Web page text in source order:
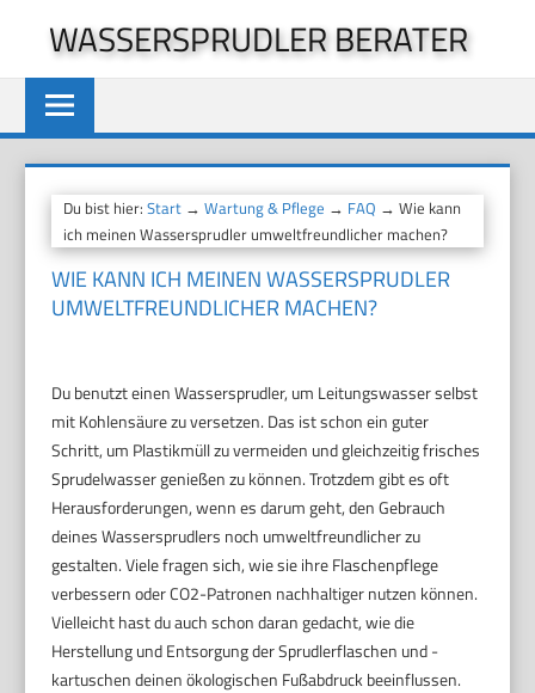
springen
WASSERSPRUDLER BERATER
Du bist hier:Start →Wartung & Pflege → FAQ → Wie kann
ich meinen Wassersprudler umweltfreundlicher machen?
WIE KANN ICH MEINEN WASSERSPRUDLER
UMWELTFREUNDLICHER MACHEN?
Du benutzt einen Wassersprudler, um Leitungswasser selbst
mit Kohlensäure zu versetzen. Das ist schon ein guter
Schritt, um Plastikmüll zu vermeiden und gleichzeitig frisches
Sprudelwasser genießen zu können. Trotzdem gibt es oft
Herausforderungen, wenn es darum geht, den Gebrauch
deines Wassersprudlers noch umweltfreundlicher zu
gestalten. Viele fragen sich, wie sie ihre Flaschenpflege
verbessern oder CO2-Patronen nachhaltiger nutzen können.
Vielleicht hast du auch schon daran gedacht, wie die
Herstellung und Entsorgung der Sprudlerflaschen und -
kartuschen deinen ökologischen Fußabdruck beeinflussen.